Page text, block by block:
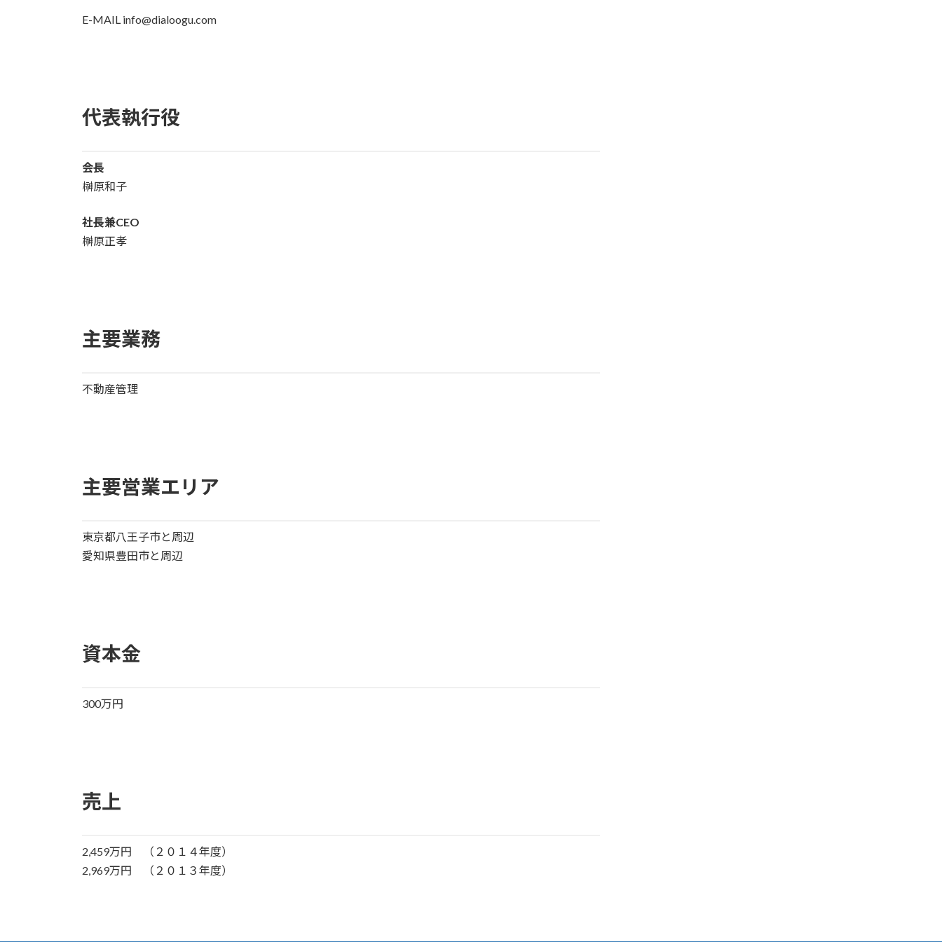
E-MAIL info@dialoogu.com
代表執行役
会長
榊原和子
社長兼CEO
榊原正孝
主要業務
不動産管理
主要営業エリア
東京都八王子市と周辺
愛知県豊田市と周辺
資本金
300万円
売上
2,459万円 （２０１４年度）
2,969万円 （２０１３年度）